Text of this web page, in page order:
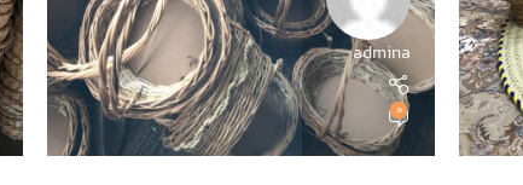
admina
0